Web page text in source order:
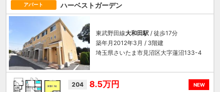
アパート ハーベストガーデン
東武野田線大和田駅 / 徒歩17分
築年月2012年3月 / 3階建
埼玉県さいたま市見沼区大字蓮沼133-4
NEW
204 8.5万円